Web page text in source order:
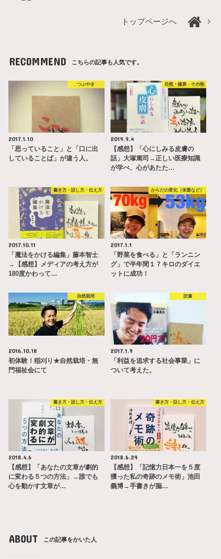
トップページへ
RECOMMEND こちらの記事も人気です。
つぶやき
2017.1.10
「思っていること」と「口に出
していることば」が違う人。
自然・健康・その他
2019.9.4
【感想】「心にしみる皮膚の
話」大塚篤司→正しい医療知識
が学べ、心があたた…
書き方・話し方・伝え方
2017.10.11
「魔法をかける編集」藤本智士
→【感想】メディアの考え方が
180度かわって…
からだの変化（体重など）
2017.1.1
「野菜を食べる」と「ランニン
グ」で半年間１７キロのダイエ
ットに成功！
自然栽培
2016.10.18
初体験！稲刈り★自然栽培・無
門福祉会にて
読書
2017.1.9
「利益を追求する社会事業」に
ついて考えた。
書き方・話し方・伝え方
2018.4.6
【感想】「あなたの文章が劇的
に変わる５つの方法」→誰でも
心を動かす文章が…
書き方・話し方・伝え方
2018.6.29
【感想】「記憶力日本一を５度
獲った私の奇跡のメモ術」池田
義博→手書きが脳…
ABOUT この記事をかいた人